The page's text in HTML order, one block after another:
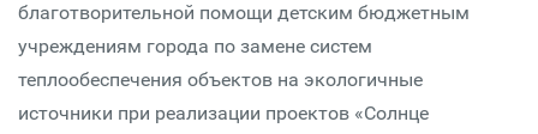
благотворительной помощи детским бюджетным
учреждениям города по замене систем
теплообеспечения объектов на экологичные
источники при реализации проектов «Солнце